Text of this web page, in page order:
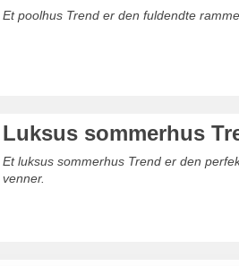
Et poolhus Trend er den fuldendte
Luksus sommerhus
Et luksus sommerhus Trend er den
venner.